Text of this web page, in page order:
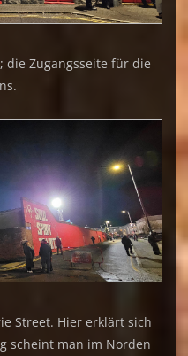
die Zugangsseite für die
Street. Hier erklärt sich
scheint man im Norden